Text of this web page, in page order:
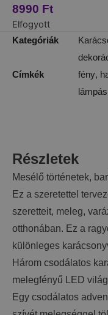
8990 Ft
Elfogyott
Kategóriák
Címkék
fény,
lámpás
Részletek
Mesélő történetek,
Ez a szeretettel
szeretteit, meleg,
otthonában. Ez a
különleges
Három csodálatos
melegfényű LED
Egy csodálatos